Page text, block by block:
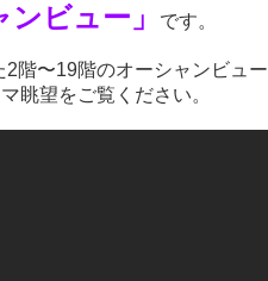
ンビュー」 です。
階〜19階のオーシャンビュー
眺望をご覧ください。